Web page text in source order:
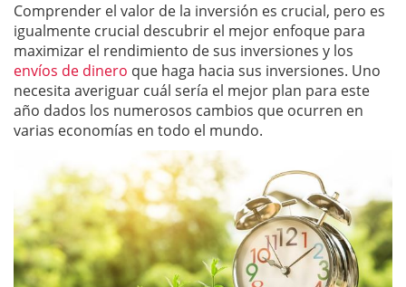
Comprender el valor de la inversión es crucial, pero es
igualmente crucial descubrir el mejor enfoque para
maximizar el rendimiento de sus inversiones y los
envíos de dinero que haga hacia sus inversiones. Uno
necesita averiguar cuál sería el mejor plan para este
año dados los numerosos cambios que ocurren en
varias economías en todo el mundo.